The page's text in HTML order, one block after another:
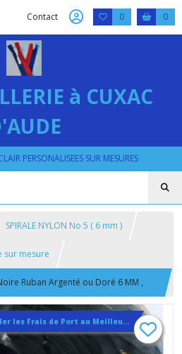
Contact 0 0
à CUXAC
PERSONALISEES SUR MESURES
SPIRALE NYLON No 5 ( 6 mm )
sur mesure
Ruban Argenté ou Doré 6 MM ,
Numero 5
Voir Info Expédition pour Régler les Frais de Port au Meilleur Prix , En haut d'ecran à Droite